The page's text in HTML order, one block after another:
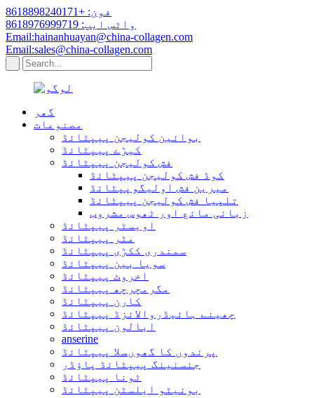
فون: +8618898240171
واٹس ایپ: 8618976999719
Email:hainanhuayan@china-collagen.com
Email:sales@china-collagen.com
گھر
مصنوعات
بوائین کولیجن پیپٹائڈ
کیڑے پیپٹائڈ
فش کولیجن پیپٹائڈ
کوڈ فش کولیجن پیپٹائڈ
میرین فش اولیگوپپٹائڈ
تلپیا فش کولیجن پیپٹائڈ
زبانی مائع اور ٹھوس مشروب
اویسٹر پیپٹائڈ
مٹر پیپٹائڈ
سمندری ککڑی پیپٹائڈ
سویا بین پیپٹائڈ
اخروٹ پیپٹائڈ
مگرمچرچھ پیپٹائڈ
کارن پیپٹائڈ
چھینے ہائیڈروالائزڈ پیپٹائڈ
ابالون پیپٹائڈ
anserine
پرندوں کا گھوںسلا پیپٹائڈ
جنسنینگ پیپٹائڈ پاؤڈر
ٹونا پیپٹائڈ
بونیٹو ایلسٹن پیپٹائڈ